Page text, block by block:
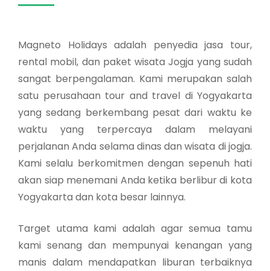
Magneto Holidays adalah penyedia jasa tour,
rental mobil, dan paket wisata Jogja yang sudah
sangat berpengalaman. Kami merupakan salah
satu perusahaan tour and travel di Yogyakarta
yang sedang berkembang pesat dari waktu ke
waktu yang terpercaya dalam melayani
perjalanan Anda selama dinas dan wisata di jogja.
Kami selalu berkomitmen dengan sepenuh hati
akan siap menemani Anda ketika berlibur di kota
Yogyakarta dan kota besar lainnya.
Target utama kami adalah agar semua tamu
kami senang dan mempunyai kenangan yang
manis dalam mendapatkan liburan terbaiknya